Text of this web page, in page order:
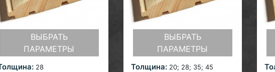
ВЫБРАТЬ
ПАРАМЕТРЫ
28
ВЫБРАТЬ
ПАРАМЕТРЫ
Толщина: 20; 28; 35; 45